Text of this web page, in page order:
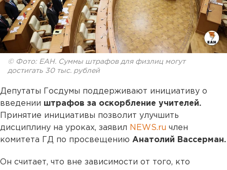
© Фото: ЕАН. Суммы штрафов для физлиц могут
достигать 30 тыс. рублей
Депутаты Госдумы поддерживают инициативу о
введении штрафов за оскорбление учителей.
Принятие инициативы позволит улучшить
дисциплину на уроках, заявил NEWS.ru член
комитета ГД по просвещению Анатолий Вассерман.
Он считает, что вне зависимости от того, кто